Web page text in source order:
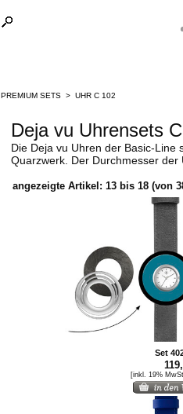
PREMIUM SETS > UHR C 102
Deja vu Uhrensets
Die Deja vu Uhren der Basic-Line
Quarzwerk. Der Durchmesser
angezeigte Artikel: 13 bis 18 (von
Set
[inkl. 19%